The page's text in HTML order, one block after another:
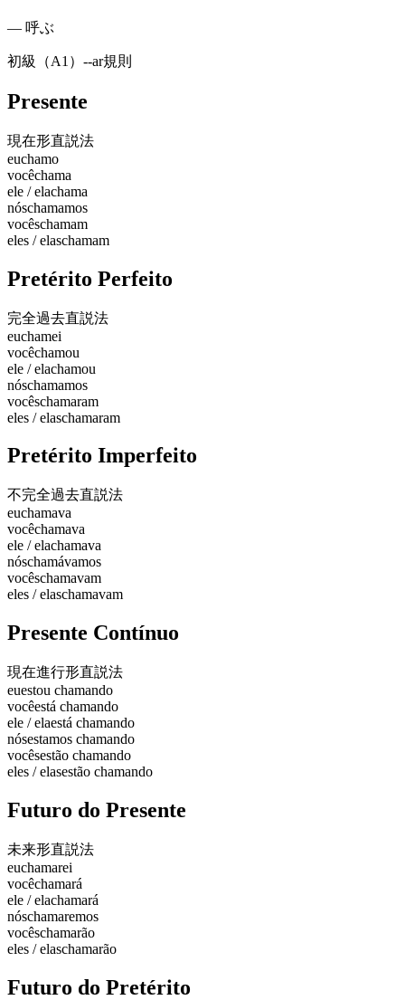
— 呼ぶ
初級（A1） --ar規則
Presente
現在形直説法
euchamo
vocêchama
ele / elachama
nóschamamos
vocêschamam
eles / elaschamam
Pretérito Perfeito
完全過去直説法
euchamei
vocêchamou
ele / elachamou
nóschamamos
vocêschamaram
eles / elaschamaram
Pretérito Imperfeito
不完全過去直説法
euchamava
vocêchamava
ele / elachamava
nóschamávamos
vocêschamavam
eles / elaschamavam
Presente Contínuo
現在進行形直説法
euestou chamando
vocêestá chamando
ele / elaestá chamando
nósestamos chamando
vocêsestão chamando
eles / elasestão chamando
Futuro do Presente
未来形直説法
euchamarei
vocêchamará
ele / elachamará
nóschamaremos
vocêschamarão
eles / elaschamarão
Futuro do Pretérito